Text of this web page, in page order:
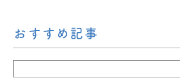
おすすめ記事